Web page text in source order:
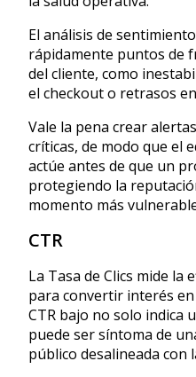
El análisis de
rápidamente puntos de
del cliente, como
el checkout o retrasos
Vale la pena crear
críticas, de modo que el
actúe antes de que un
protegiendo la
momento más
CTR
La Tasa de Clics mide la
para convertir interés
CTR bajo no solo indica
puede ser síntoma de
público desalineada con